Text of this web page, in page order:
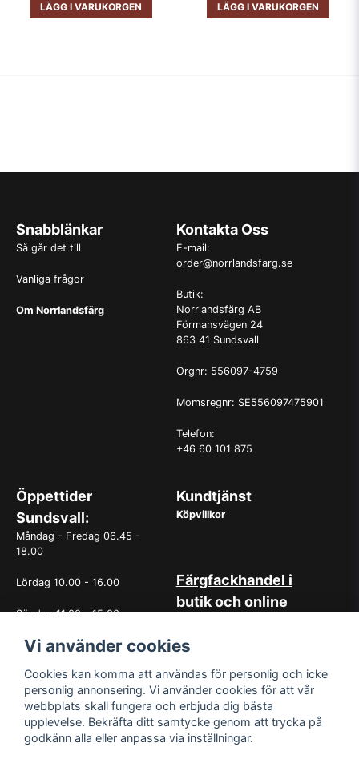
LÄGG I VARUKORGEN LÄGG I VARUKORGEN
Snabblänkar
Så går det till
Vanliga frågor
Om Norrlandsfärg
Kontakta Oss
E-mail:
order@norrlandsfarg.se
Butik:
Norrlandsfärg AB
Förmansvägen 24
863 41 Sundsvall
Orgnr: 556097-4759
Momsregnr: SE556097475901
Telefon:
+46 60 101 875
Öppettider
Sundsvall:
Måndag - Fredag 06.45 -
18.00
Lördag 10.00 - 16.00
Söndag 11.00 - 15.00
OBS. Avvikande öppettider
Kundtjänst
Köpvillkor
Färgfackhandel i
butik och online
det sedan starten 1965 varit
kundservice. Du kan känna dig
trygg med köp hos oss
oavsett om det är i butiken i
Sundsvall eller online. Det går
lika bra att kontakta oss via
mail eller per telefon. Vår butik
Vi använder cookies
Cookies kan komma att användas för personlig och icke
personlig annonsering. Vi använder cookies för att vår
webbplats skall fungera och erbjuda dig bästa
upplevelse. Bekräfta ditt samtycke genom att trycka på
godkänn alla eller anpassa via inställningar.